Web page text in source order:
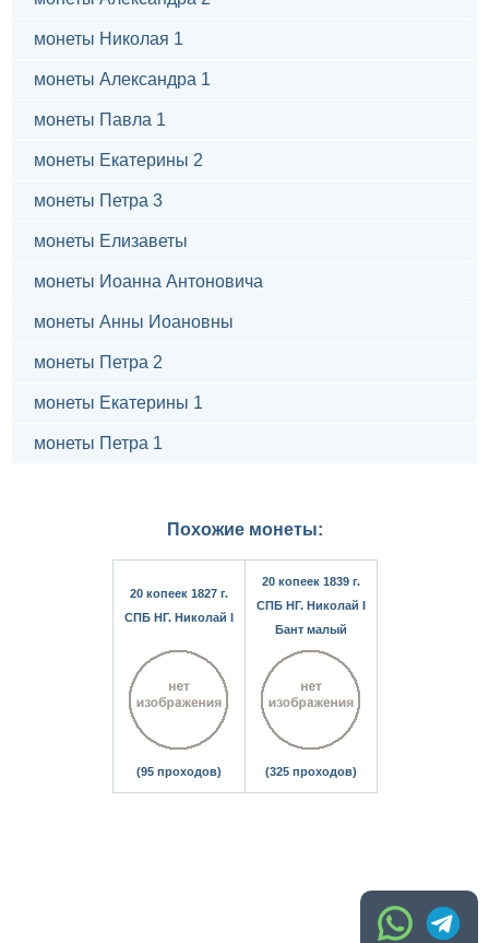
монеты Николая 1
монеты Александра 1
монеты Павла 1
монеты Екатерины 2
монеты Петра 3
монеты Елизаветы
монеты Иоанна Антоновича
монеты Анны Иоановны
монеты Петра 2
монеты Екатерины 1
монеты Петра 1
Похожие монеты:
20 копеек 1827 г.
СПБ НГ. Николай I
(95 проходов)
20 копеек 1839 г.
СПБ НГ. Николай I
Бант малый
(325 проходов)